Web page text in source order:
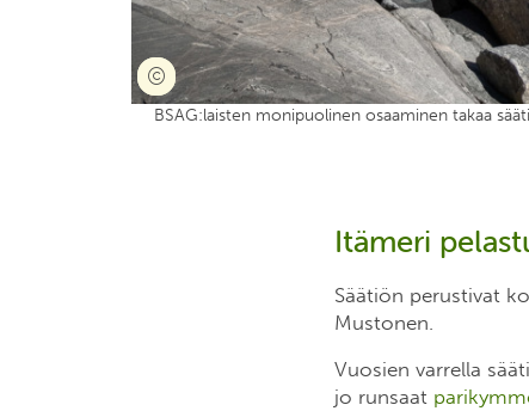
BSAG:laisten monipuolinen osaaminen takaa
Itämeri
Säätiön perustivat
Mustonen.
Vuosien varrella
jo runsaat